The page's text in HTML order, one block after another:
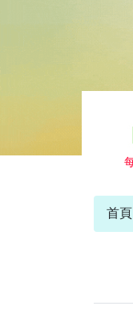
首頁